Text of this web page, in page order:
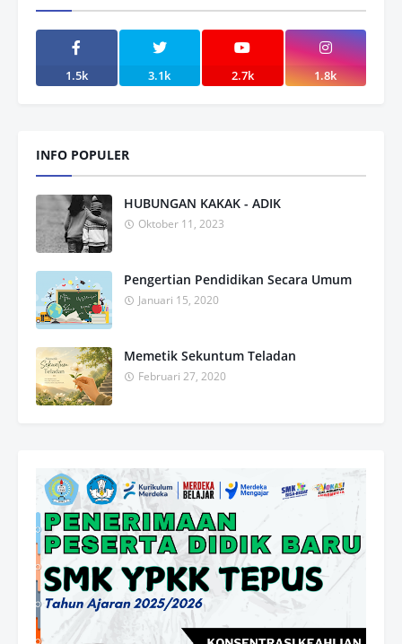
1.5k 3.1k 2.7k 1.8k
INFO POPULER
HUBUNGAN KAKAK - ADIK
Oktober 11, 2023
Pengertian Pendidikan Secara Umum
Januari 15, 2020
Memetik Sekuntum Teladan
Februari 27, 2020